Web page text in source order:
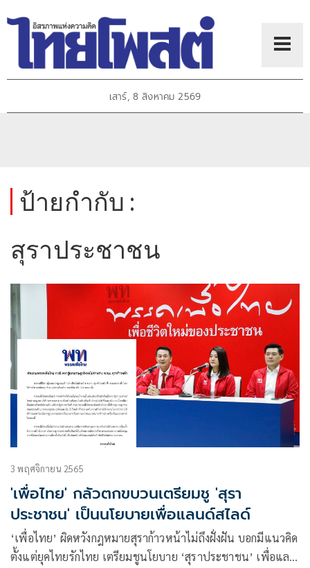
เสาร์, 8 สิงหาคม 2569
ป้ายกำกับ :
สุราประชาชน
3 พฤศจิกายน 2565
'เพื่อไทย' กลัวตกขบวนเตรียมชู 'สุรา
ประชาชน' เป็นนโยบายเพื่อแลนด์สไลด์
‘เพื่อไทย’ ผิดหวังกฎหมายสุราก้าวหน้าไม่ถึงฝั่งฝัน บอกมีแนวคิด
ตั้งแต่ยุคไทยรักไทย เตรียมชูนโยบาย ‘สุราประชาชน’ เพื่อแลน